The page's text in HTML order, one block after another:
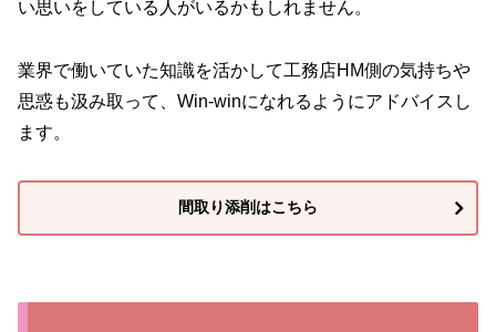
い思いをしている人がいるかもしれません。
業界で働いていた知識を活かして工務店HM側の気持ちや
思惑も汲み取って、Win-winになれるようにアドバイスし
ます。
間取り添削はこちら